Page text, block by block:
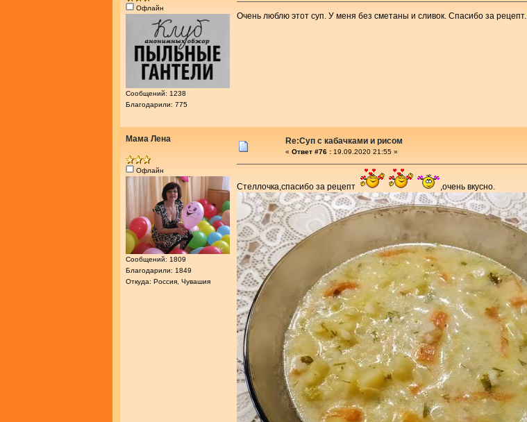
Офлайн
Сообщений: 1238
Благодарили: 775
Очень люблю этот суп. У меня без сметаны и сливок. Спасибо за рецепт.
Мама Лена
Офлайн
Сообщений: 1809
Благодарили: 1849
Откуда: Россия, Чувашия
Re:Суп с кабачками и рисом
« Ответ #76 : 19.09.2020 21:55 »
Стеллочка,спасибо за рецепт ,очень вкусно.